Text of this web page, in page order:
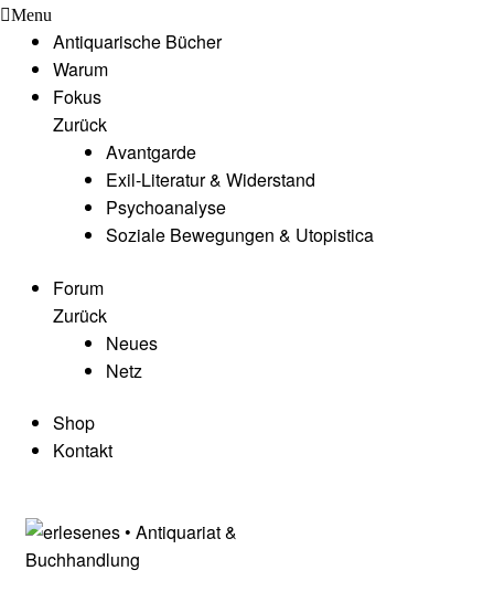
Menu
Antiquarische Bücher
Warum
Fokus
Zurück
Avantgarde
Exil-Literatur & Widerstand
Psychoanalyse
Soziale Bewegungen & Utopistica
Forum
Zurück
Neues
Netz
Shop
Kontakt